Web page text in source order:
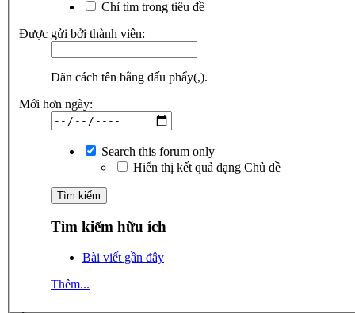
Chỉ tìm trong tiêu đề
Được gửi bởi thành viên:
Dãn cách tên bằng dấu phẩy(,).
Mới hơn ngày:
Search this forum only
Hiển thị kết quả dạng Chủ đề
Tìm kiếm hữu ích
Bài viết gần đây
Thêm...